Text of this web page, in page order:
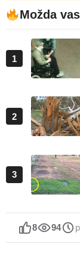
Možda
1
2
3
8 94